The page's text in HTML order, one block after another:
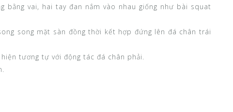
bằng vai, hai tay đan nắm vào nhau giống như bài squat
song mặt sàn đồng thời kết hợp đứng lên đá chân trái
tương tự với động tác đá chân phải.